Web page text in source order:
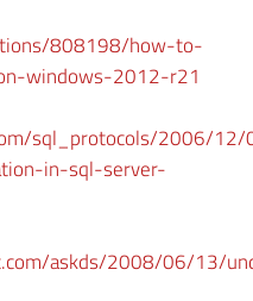
808198/how-to-
windows-2012-r21
sql_protocols/2006/
in-sql-server-
askds/2008/06/13/